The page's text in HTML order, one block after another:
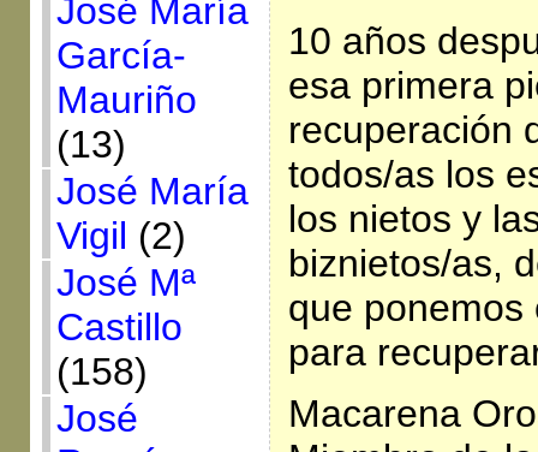
José María
García-
Mauriño
(13)
José María
Vigil (2)
José Mª
Castillo
(158)
José
10 años
esa primera
recuperación
todos/as los
los nietos y
biznietos/as,
que ponemos
para
Macarena